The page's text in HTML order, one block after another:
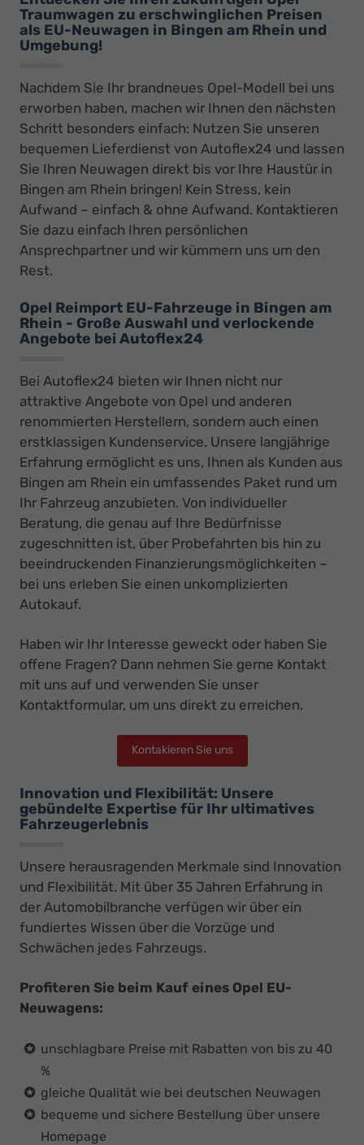
Traumwagen zu erschwinglichen Preisen
als EU-Neuwagen in Bingen am Rhein und
Umgebung!
Nachdem Sie Ihr brandneues Opel-Modell bei uns
erworben haben, machen wir Ihnen den nächsten
Schritt besonders einfach: Nutzen Sie unseren
bequemen Lieferdienst von Autoflex24 und lassen
Sie Ihren Neuwagen direkt bis vor Ihre Haustür in
Bingen am Rhein bringen! Kein Stress, kein
Aufwand – einfach & ohne Aufwand. Kontaktieren
Sie dazu einfach Ihren persönlichen
Ansprechpartner und wir kümmern uns um den
Rest.
Opel Reimport EU-Fahrzeuge in Bingen am
Rhein - Große Auswahl und verlockende
Angebote bei Autoflex24
Bei Autoflex24 bieten wir Ihnen nicht nur
attraktive Angebote von Opel und anderen
renommierten Herstellern, sondern auch einen
erstklassigen Kundenservice. Unsere langjährige
Erfahrung ermöglicht es uns, Ihnen als Kunden aus
Bingen am Rhein ein umfassendes Paket rund um
Ihr Fahrzeug anzubieten. Von individueller
Beratung, die genau auf Ihre Bedürfnisse
zugeschnitten ist, über Probefahrten bis hin zu
beeindruckenden Finanzierungsmöglichkeiten –
bei uns erleben Sie einen unkomplizierten
Autokauf.
Haben wir Ihr Interesse geweckt oder haben Sie
offene Fragen? Dann nehmen Sie gerne Kontakt
mit uns auf und verwenden Sie unser
Kontaktformular, um uns direkt zu erreichen.
Kontakieren Sie uns
Innovation und Flexibilität: Unsere
gebündelte Expertise für Ihr ultimatives
Fahrzeugerlebnis
Unsere herausragenden Merkmale sind Innovation
und Flexibilität. Mit über 35 Jahren Erfahrung in
der Automobilbranche verfügen wir über ein
fundiertes Wissen über die Vorzüge und
Schwächen jedes Fahrzeugs.
Profiteren Sie beim Kauf eines Opel EU-
Neuwagens:
unschlagbare Preise mit Rabatten von bis zu 40
%
gleiche Qualität wie bei deutschen Neuwagen
bequeme und sichere Bestellung über unsere
Homepage